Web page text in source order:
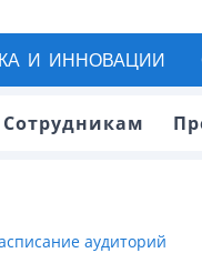
И ИННОВАЦИИ
Сотрудникам
аудиторий